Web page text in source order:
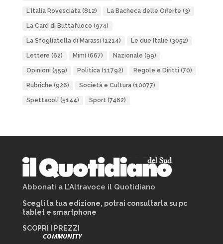
L'Italia Rovesciata(812) La Bacheca delle Offerte (3)
La Card di Buttafuoco (974)
La Sfogliatella di Marassi (1214) Le due Italie (3052)
Lettere (62) Mimì (667) Nazionale (99)
Opinioni (559) Politica(11792) Regole e Diritti (70)
Rubriche (926) Società e Cultura(10077)
Spettacoli (5144) Sport(7462)
Abbonati a L’Altravoce il Quotidiano
Scegli la tua edizione, potrai consultarla su pc
tablet e smartphone
SCOPRI I PREZZI
COMMUNITY